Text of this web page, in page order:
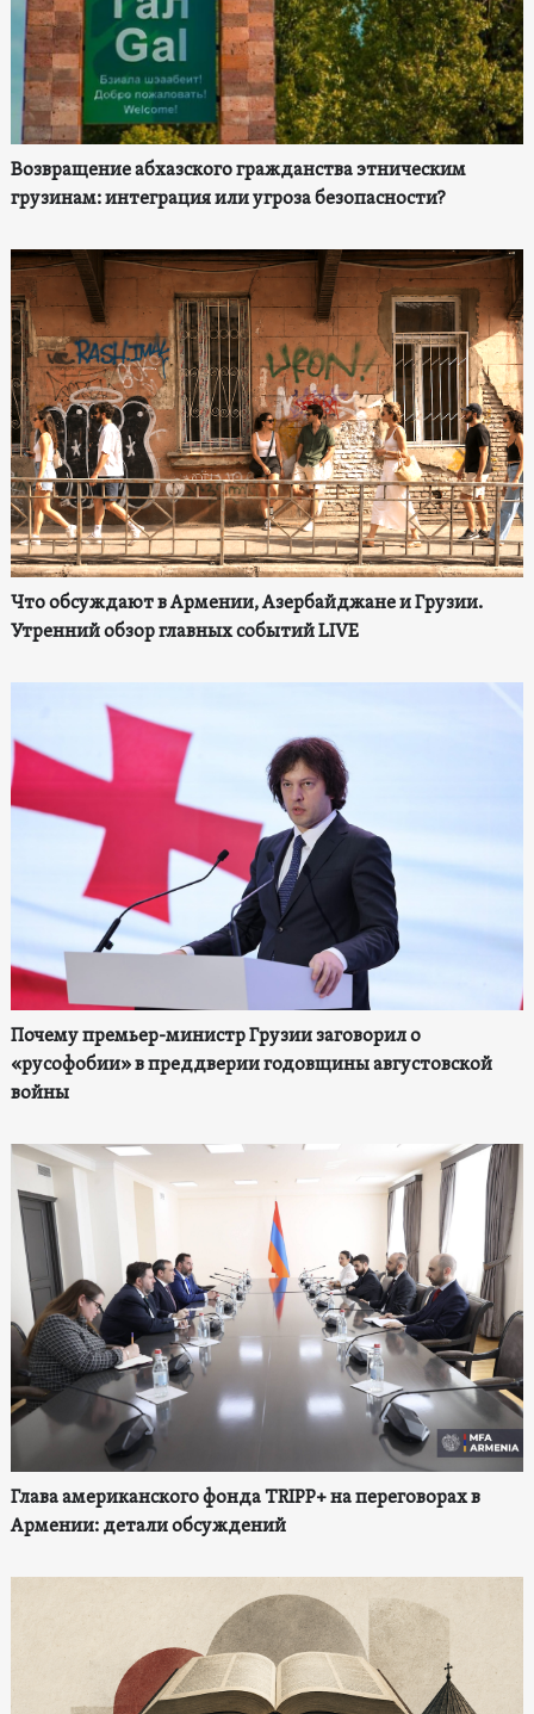
Возвращение абхазского гражданства этническим
грузинам: интеграция или угроза безопасности?
Что обсуждают в Армении, Азербайджане и Грузии.
Утренний обзор главных событий LIVE
Почему премьер-министр Грузии заговорил о
«русофобии» в преддверии годовщины августовской
войны
Глава американского фонда TRIPP+ на переговорах в
Армении: детали обсуждений